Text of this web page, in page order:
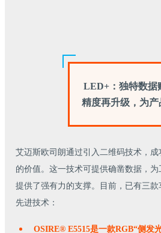
LED+：独特数据
精度再升级，为产
艾迈斯欧司朗通过引入二维码技术，
的价值。这一技术可提供确凿数据，
提供了强有力的支撑。目前，已有三
先进技术：
OSIRE® E5515是一款RGB“侧发